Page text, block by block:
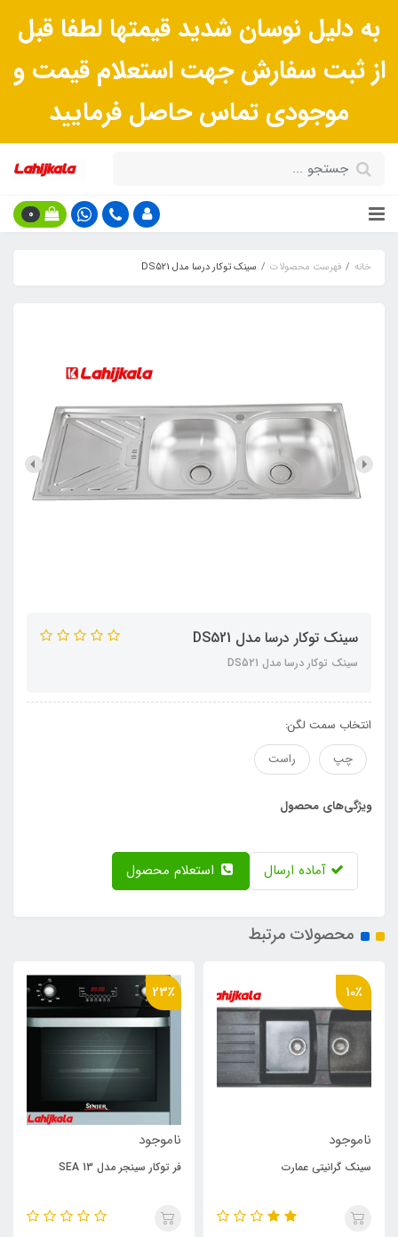
به دلیل نوسان شدید قیمتها لطفا قبل
از ثبت سفارش جهت استعلام قیمت و
موجودی تماس حاصل فرمایید
0
خانه فهرست محصولات سينک توکار درسا مدل DS521
سينک توکار درسا مدل DS521
سينک توکار درسا مدل DS521
انتخاب سمت لگن:
چپ
راست
ویژگی‌های محصول
آماده ارسال
محصولات مرتبط
10٪
ناموجود
سینک گرانیتی عمارت
23٪
ناموجود
فر توکار سینجر مدل SEA 13